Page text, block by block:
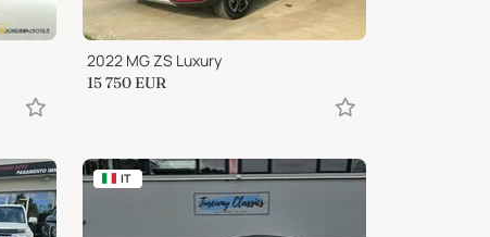
2022 MG ZS Luxury
15 750 EUR
IT